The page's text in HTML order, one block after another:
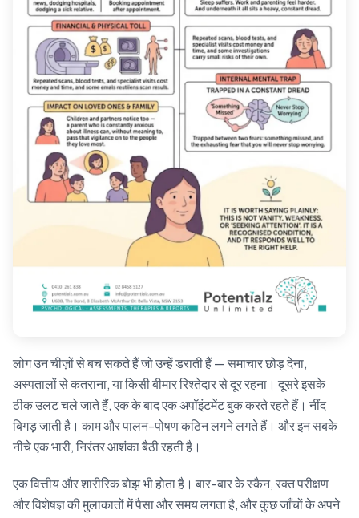
लोग उन चीज़ों से बच सकते हैं जो उन्हें डराती हैं — समाचार छोड़ देना,
अस्पतालों से कतराना, या किसी बीमार रिश्तेदार से दूर रहना। दूसरे इसके
ठीक उलट चले जाते हैं, एक के बाद एक अपॉइंटमेंट बुक करते रहते हैं। नींद
बिगड़ जाती है। काम और पालन-पोषण कठिन लगने लगते हैं। और इन सबके
नीचे एक भारी, निरंतर आशंका बैठी रहती है।
एक वित्तीय और शारीरिक बोझ भी होता है। बार-बार के स्कैन, रक्त परीक्षण
और विशेषज्ञ की मुलाकातों में पैसा और समय लगता है, और कुछ जाँचों के अपने